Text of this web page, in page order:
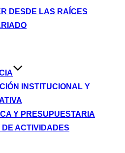
DESDE LAS RAÍCES
INSTITUCIONAL Y
Y PRESUPUESTARIA
DE ACTIVIDADES